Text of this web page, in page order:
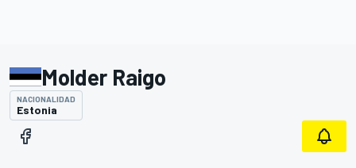
Molder Raigo
NACIONALIDAD
Estonia